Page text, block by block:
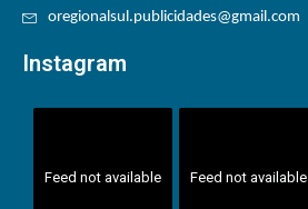
oregionalsul.publicidades@gmail.com
Instagram
Feed not available Feed not available